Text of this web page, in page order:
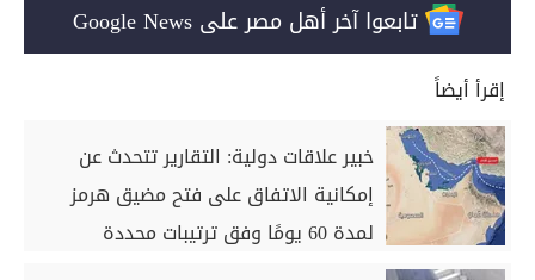
تابعوا آخر أهل مصر على Google News
إقرأ أيضاً
خبير علاقات دولية: التقارير تتحدث عن
إمكانية الاتفاق على فتح مضيق هرمز
لمدة 60 يومًا وفق ترتيبات محددة